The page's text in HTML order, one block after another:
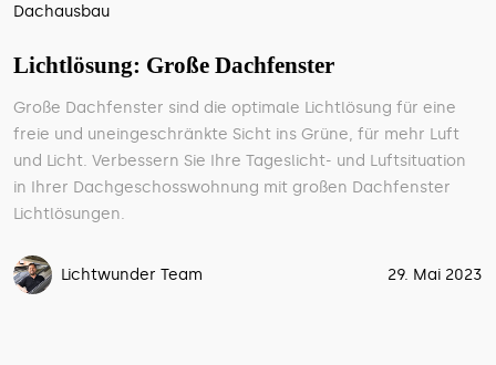
Dachausbau
Lichtlösung: Große Dachfenster
Große Dachfenster sind die optimale Lichtlösung für eine
freie und uneingeschränkte Sicht ins Grüne, für mehr Luft
und Licht. Verbessern Sie Ihre Tageslicht- und Luftsituation
in Ihrer Dachgeschosswohnung mit großen Dachfenster
Lichtlösungen.
Lichtwunder Team 29. Mai 2023